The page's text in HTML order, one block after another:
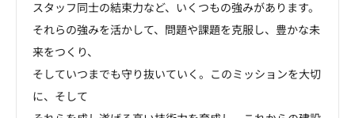
スタッフ同士の結束力など、いくつもの強みがあります。
それらの強みを活かして、問題や課題を克服し、豊かな未
来をつくり、
そしていつまでも守り抜いていく。このミッションを大切
に、そして